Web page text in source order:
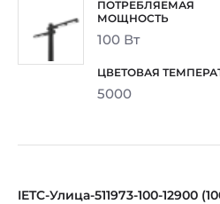
100 Вт
5000
IETC-Улица-511973-100-12900